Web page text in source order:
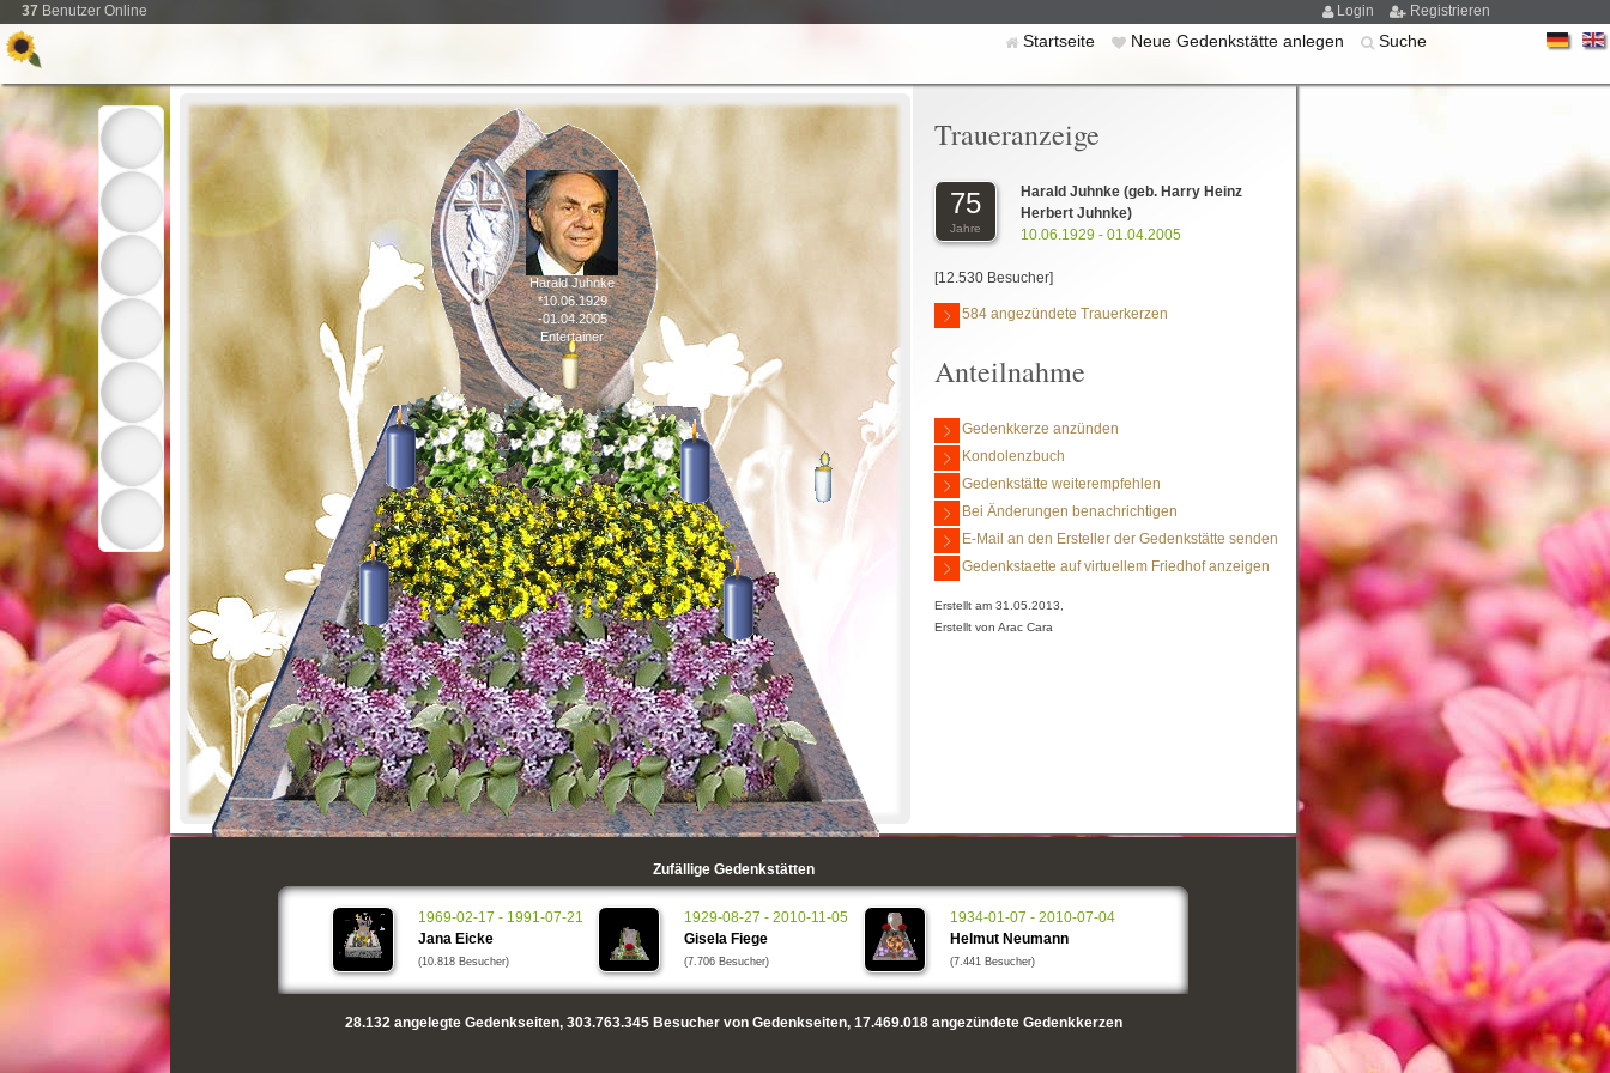
37 Benutzer Online Login Registrieren
Startseite Neue Gedenkstätte anlegen Suche
Harald Juhnke
*10.06.1929
-01.04.2005
Entertainer
Traueranzeige
75
Jahre
Harald Juhnke (geb. Harry Heinz
Herbert Juhnke)
10.06.1929 - 01.04.2005
[12.530 Besucher]
584 angezündete Trauerkerzen
Anteilnahme
Gedenkkerze anzünden
Kondolenzbuch
Gedenkstätte weiterempfehlen
Bei Änderungen benachrichtigen
E-Mail an den Ersteller der Gedenkstätte senden
Gedenkstaette auf virtuellem Friedhof anzeigen
Erstellt am 31.05.2013,
Erstellt von Arac Cara
Zufällige Gedenkstätten
1969-02-17 - 1991-07-21
Jana Eicke
(10.818 Besucher)
1929-08-27 - 2010-11-05
Gisela Fiege
(7.706 Besucher)
1934-01-07 - 2010-07-04
Helmut Neumann
(7.441 Besucher)
28.132angelegte Gedenkseiten, 303.763.345Besucher von Gedenkseiten, 17.469.018angezündete Gedenkkerzen